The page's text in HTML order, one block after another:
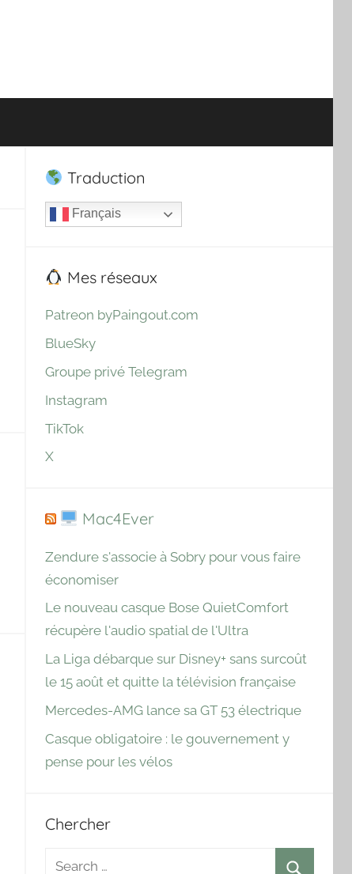
Traduction
Français
Mes réseaux
Patreon byPaingout.com
BlueSky
Groupe privé Telegram
Instagram
TikTok
X
Mac4Ever
Zendure s'associe à Sobry pour vous faire
économiser
Le nouveau casque Bose QuietComfort
récupère l'audio spatial de l'Ultra
La Liga débarque sur Disney+ sans surcoût
le 15 août et quitte la télévision française
Mercedes-AMG lance sa GT 53 électrique
Casque obligatoire : le gouvernement y
pense pour les vélos
Chercher
Search